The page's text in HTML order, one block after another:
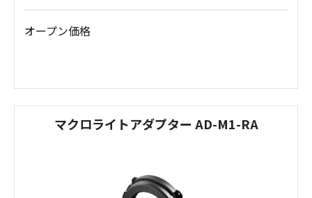
オープン価格
マクロライトアダプター AD-M1-RA